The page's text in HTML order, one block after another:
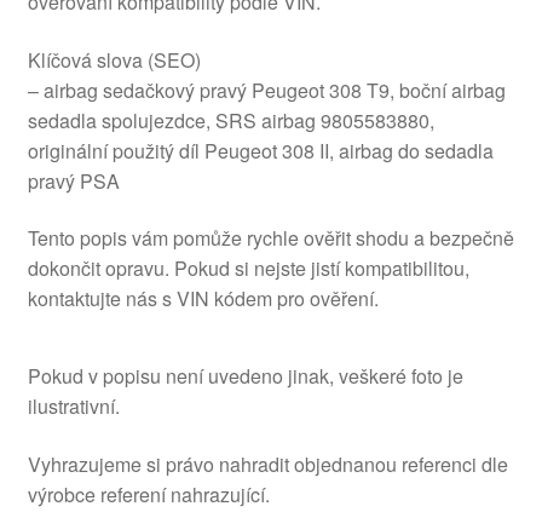
Klíčová slova (SEO)
– airbag sedačkový pravý Peugeot 308 T9, boční airbag
sedadla spolujezdce, SRS airbag 9805583880,
originální použitý díl Peugeot 308 II, airbag do sedadla
pravý PSA
Tento popis vám pomůže rychle ověřit shodu a bezpečně
dokončit opravu. Pokud si nejste jistí kompatibilitou,
kontaktujte nás s VIN kódem pro ověření.
Pokud v popisu není uvedeno jinak, veškeré foto je
ilustrativní.
Vyhrazujeme si právo nahradit objednanou referenci dle
výrobce referení nahrazující.